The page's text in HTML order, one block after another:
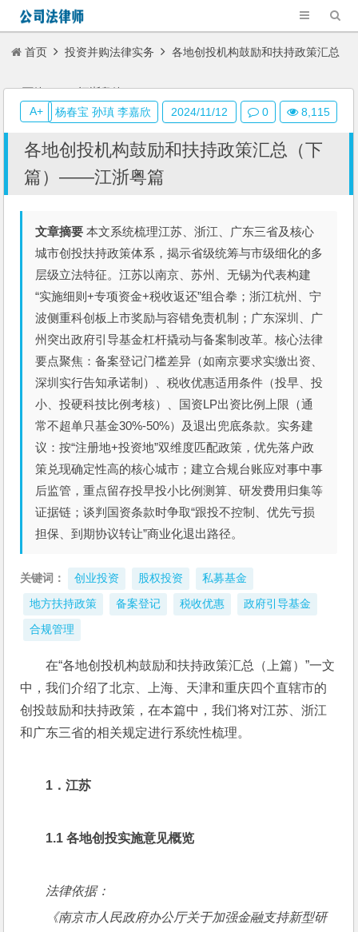
首页 投资并购法律实务 各地创投机构鼓励和扶持政策汇总
（下篇）——江浙粤篇
各地创投机构鼓励和扶持政策汇总（下
篇）——江浙粤篇
文章摘要 本文系统梳理江苏、浙江、广东三省及核心
城市创投扶持政策体系，揭示省级统筹与市级细化的多
层级立法特征。江苏以南京、苏州、无锡为代表构建
“实施细则+专项资金+税收返还”组合拳；浙江杭州、宁
波侧重科创板上市奖励与容错免责机制；广东深圳、广
州突出政府引导基金杠杆撬动与备案制改革。核心法律
要点聚焦：备案登记门槛差异（如南京要求实缴出资、
深圳实行告知承诺制）、税收优惠适用条件（投早、投
小、投硬科技比例考核）、国资LP出资比例上限（通
常不超单只基金30%-50%）及退出兜底条款。实务建
议：按“注册地+投资地”双维度匹配政策，优先落户政
策兑现确定性高的核心城市；建立合规台账应对事中事
后监管，重点留存投早投小比例测算、研发费用归集等
证据链；谈判国资条款时争取“跟投不控制、优先亏损
担保、到期协议转让”商业化退出路径。
关键词： 创业投资 股权投资 私募基金
地方扶持政策 备案登记 税收优惠 政府引导基金
合规管理
在“各地创投机构鼓励和扶持政策汇总（上篇）”一文
中，我们介绍了北京、上海、天津和重庆四个直辖市的
创投鼓励和扶持政策，在本篇中，我们将对江苏、浙江
和广东三省的相关规定进行系统性梳理。
1 ．江苏
1.1 各地创投实施意见概览
法律依据：
《南京市人民政府办公厅关于加强金融支持新型研
杨春宝 孙瑱 李嘉欣 2024/11/12 0 8,115
A+